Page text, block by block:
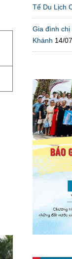
Tế Du Lịch
Gia đình chị
Khánh 14/